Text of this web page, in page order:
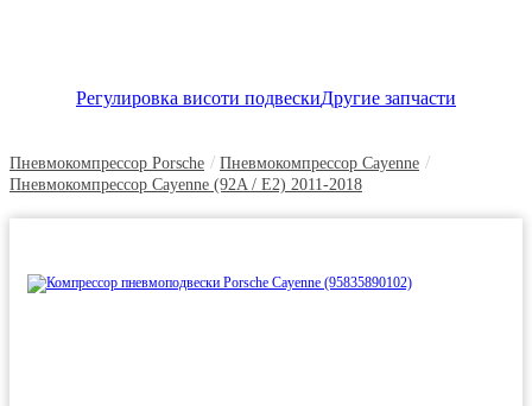
Регулировка висоти подвескиДругие запчасти
Пневмокомпрессор Porsche / Пневмокомпрессор Cayenne /
Пневмокомпрессор Cayenne (92A / E2) 2011-2018